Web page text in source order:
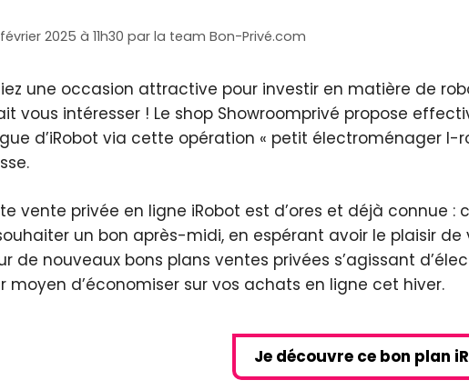
2025 à 11h30 par la team Bon-Privé.com
une occasion attractive pour investir en matière de
vous intéresser ! Le shop Showroomprivé propose
d’iRobot via cette opération « petit électroménager I-
vente privée en ligne iRobot est d’ores et déjà connue
un bon après-midi, en espérant avoir le plaisir
de nouveaux bons plans ventes privées s’agissant
moyen d’économiser sur vos achats en ligne cet hiver.
Je découvre ce bon plan